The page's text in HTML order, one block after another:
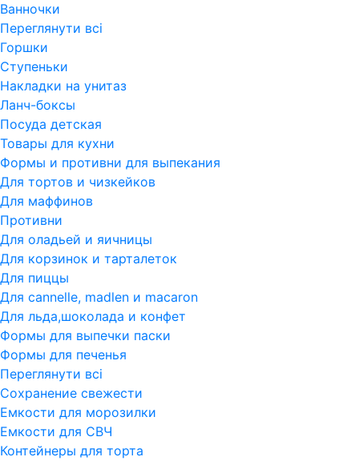
Ванночки
Переглянути всi
Горшки
Ступеньки
Накладки на унитаз
Ланч-боксы
Посуда детская
Товары для кухни
Формы и противни для выпекания
Для тортов и чизкейков
Для маффинов
Противни
Для оладьей и яичницы
Для корзинок и тарталеток
Для пиццы
Для cannelle, madlen и macaron
Для льда,шоколада и конфет
Формы для выпечки паски
Формы для печенья
Переглянути всi
Сохранение свежести
Емкости для морозилки
Емкости для СВЧ
Контейнеры для торта